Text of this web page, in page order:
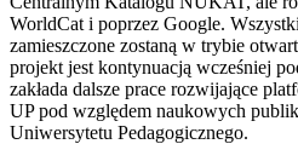
WorldCat i poprzez Google.
zamieszczone zostaną w trybie
projekt jest kontynuacją wcześniej
zakłada dalsze prace rozwijające
UP pod względem naukowych
Uniwersytetu Pedagogicznego.